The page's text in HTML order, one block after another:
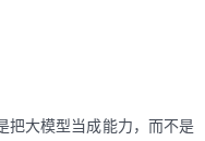
把大模型当成能力，而不是